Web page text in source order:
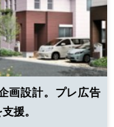
画設計。 プレ広告
援。